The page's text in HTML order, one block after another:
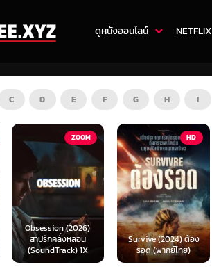
ดูหนังออนไลน์ NETFLIX
C D E F G H I
HD
Survive (2024) ต้อง
รอด (พากย์ไทย)
HD
Mortal Kombat II
(2026) มอร์ทัล คอม
แบท 2 (พากย์ไทย)